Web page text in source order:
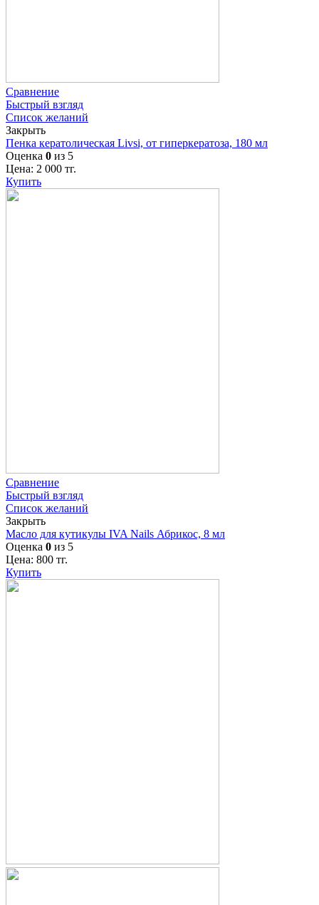
Сравнение
Быстрый взгляд
Список желаний
Закрыть
Пенка кератолическая Livsi, от гиперкератоза, 180 мл
Оценка 0 из 5
Цена: 2 000 тг.
Купить
Сравнение
Быстрый взгляд
Список желаний
Закрыть
Масло для кутикулы IVA Nails Абрикос, 8 мл
Оценка 0 из 5
Цена: 800 тг.
Купить